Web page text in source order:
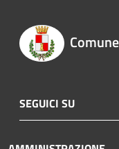
SEGUICI SU